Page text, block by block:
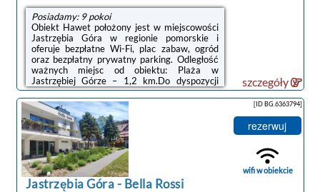
Posiadamy: 9 pokoi
Obiekt Hawet położony jest w miejscowości
Jastrzębia Góra w regionie pomorskie i
oferuje bezpłatne Wi-Fi, plac zabaw, ogród
oraz bezpłatny prywatny parking. Odległość
ważnych miejsc od obiektu: Plaża w
Jastrzębiej Górze – 1,2 km.Do dyspozycji
Gości jest w pełni wyposażona prywatna
łazienka z prysznicem i bezpłatnym zestawem
kosmetyków.Obiekt Hawet oferuje
wypożyczalnię rowerów. W okolicy panują
doskonałe warunki do uprawiania jazdy na
rowerze.Odległość ważnych miejsc od
obiektu: Port Gdynia – 41 km, Stocznia
Gdynia – 44 km. Lotnisko Lotnisko Gdańsk-
Rębiechowo ...
szczegóły
Jastrzębia Góra- Bella Rossi
[ID BG.6363794]
rezerwuj
wifi w obiekcie